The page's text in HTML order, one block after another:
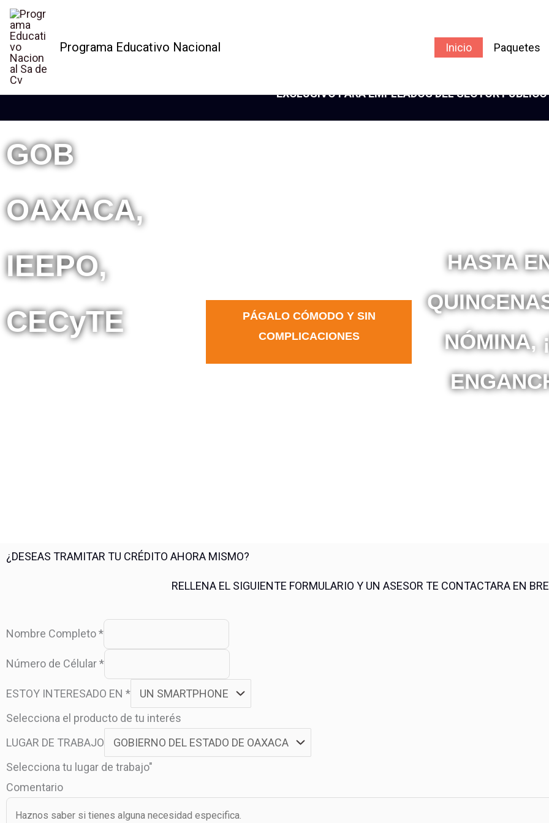
contenido
Programa Educativo Nacional Inicio Paquetes
EXCLUSIVO PARA EMPLEADOS DEL SECTOR PÚBLICO
GOB
OAXACA,
IEEPO,
CECyTE
PÁGALO CÓMODO Y SIN
COMPLICACIONES
HASTA
NÓMINA,
¿DESEAS TRAMITAR TU CRÉDITO AHORA MISMO?
RELLENA EL SIGUIENTE FORMULARIO Y UN ASESOR TE CONTACTARA EN
Nombre Completo*
Número de Célular*
ESTOY INTERESADO EN *
Selecciona el producto de tu interés
LUGAR DE TRABAJO
Selecciona tu lugar de trabajo"
Comentario